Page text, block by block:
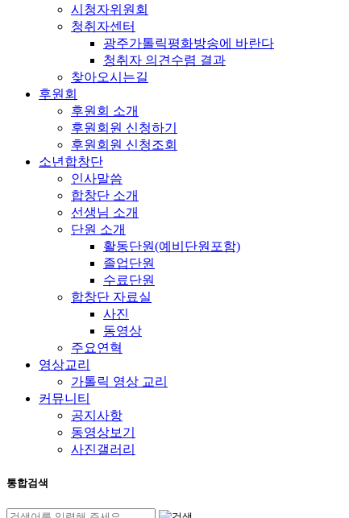
시청자위원회
청취자센터
광주가톨릭평화방송에 바란다
청취자 의견수렴 결과
찾아오시는길
후원회
후원회 소개
후원회원 신청하기
후원회원 신청조회
소년합창단
인사말씀
합창단 소개
선생님 소개
단원 소개
활동단원(예비단원포함)
졸업단원
수료단원
합창단 자료실
사진
동영상
주요연혁
영상교리
가톨릭 영상 교리
커뮤니티
공지사항
동영상보기
사진갤러리
통합검색